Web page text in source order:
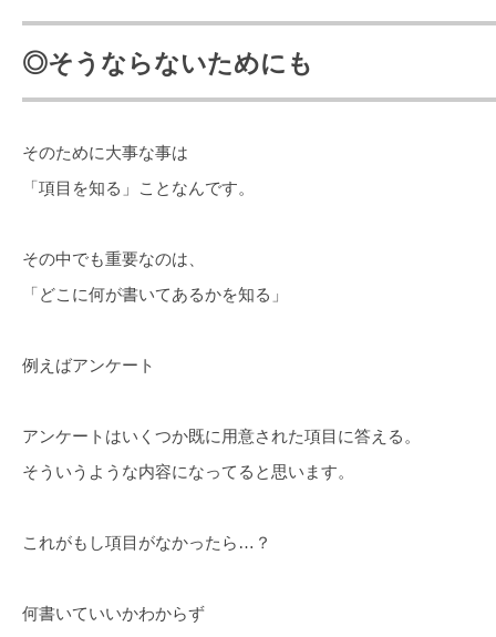
◎そうならないためにも
そのために大事な事は
「項目を知る」ことなんです。
その中でも重要なのは、
「どこに何が書いてあるかを知る」
例えばアンケート
アンケートはいくつか既に用意された項目に答える。
そういうような内容になってると思います。
これがもし項目がなかったら…？
何書いていいかわからず